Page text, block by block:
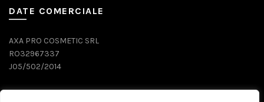
DATE COMERCIALE
AXA PRO COSMETIC SRL
RO32967337
J05/502/2014